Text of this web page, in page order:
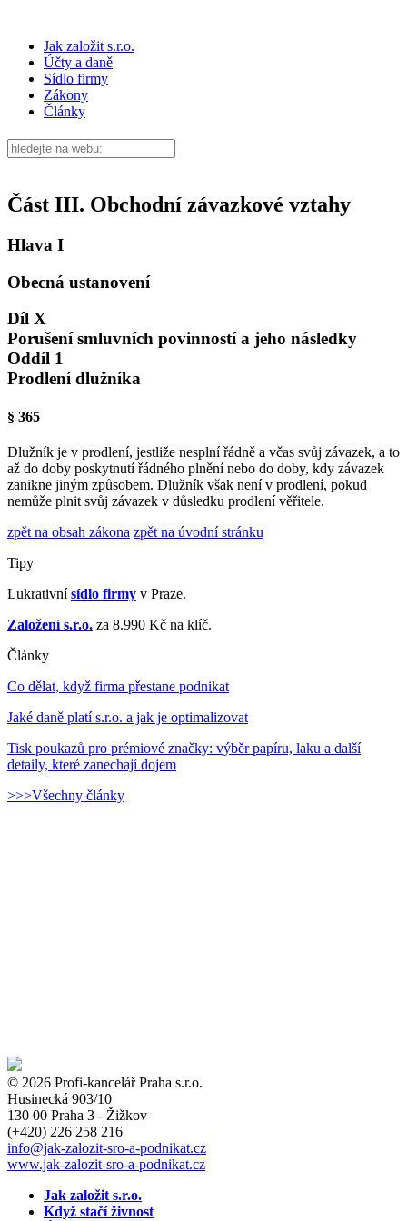
Jak založit s.r.o.
Účty a daně
Sídlo firmy
Zákony
Články
Část III. Obchodní závazkové vztahy
Hlava I
Obecná ustanovení
Díl X
Porušení smluvních povinností a jeho následky
Oddíl 1
Prodlení dlužníka
§ 365
Dlužník je v prodlení, jestliže nesplní řádně a včas svůj závazek, a to
až do doby poskytnutí řádného plnění nebo do doby, kdy závazek
zanikne jiným způsobem. Dlužník však není v prodlení, pokud
nemůže plnit svůj závazek v důsledku prodlení věřitele.
zpět na obsah zákona zpět na úvodní stránku
Tipy
Lukrativnísídlo firmy v Praze.
Založení s.r.o. za 8.990 Kč na klíč.
Články
Co dělat, když firma přestane podnikat
Jaké daně platí s.r.o. a jak je optimalizovat
Tisk poukazů pro prémiové značky: výběr papíru, laku a další
detaily, které zanechají dojem
>>>Všechny články
© 2026 Profi-kancelář Praha s.r.o.
Husinecká 903/10
130 00 Praha 3 - Žižkov
(+420) 226 258 216
info@jak-zalozit-sro-a-podnikat.cz
www.jak-zalozit-sro-a-podnikat.cz
Jak založit s.r.o.
Když stačí živnost